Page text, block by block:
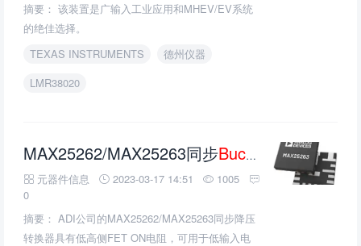
摘要： 该装置是广输入工业应用和MHEV/EV系统
的绝佳选择。
TEXAS INSTRUMENTS
德州仪器
LMR38020
MAX25262/MAX25263同步Buck转换器 的介绍
元器件信息 2023-03-17 14:51
1005
0
摘要： ADI公司的MAX25262/MAX25263同步降压
转换器具有低高侧FET ON电阻，可用于低输入电